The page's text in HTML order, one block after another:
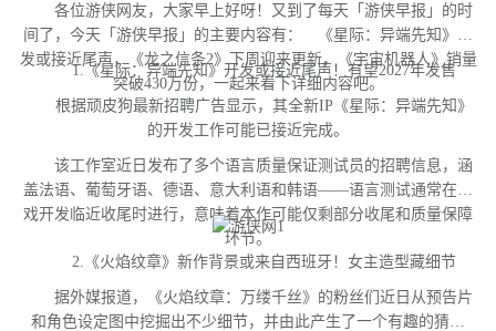
各位游侠网友，大家早上好呀！又到了每天「游侠早报」的时
间了，今天「游侠早报」的主要内容有： 《星际：异端先知》开
发或接近尾声，《龙之信条2》下周迎来更新，《宇宙机器人》销量
突破430万份，一起来看下详细内容吧。
1.《星际：异端先知》开发或接近尾声！有望2027年发售
根据顽皮狗最新招聘广告显示，其全新IP《星际：异端先知》
的开发工作可能已接近完成。
该工作室近日发布了多个语言质量保证测试员的招聘信息，涵
盖法语、葡萄牙语、德语、意大利语和韩语——语言测试通常在游
戏开发临近收尾时进行，意味着本作可能仅剩部分收尾和质量保障
环节。
2.《火焰纹章》新作背景或来自西班牙！女主造型藏细节
据外媒报道，《火焰纹章：万缕千丝》的粉丝们近日从预告片
和角色设定图中挖掘出不少细节，并由此产生了一个有趣的猜测